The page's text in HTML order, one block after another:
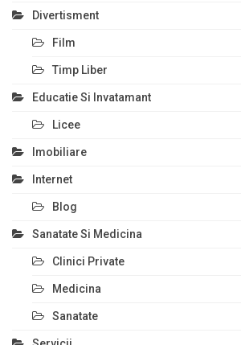
Divertisment
Film
Timp Liber
Educatie Si Invatamant
Licee
Imobiliare
Internet
Blog
Sanatate Si Medicina
Clinici Private
Medicina
Sanatate